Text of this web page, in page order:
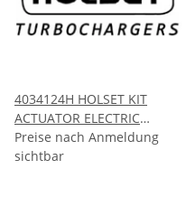
4034124H HOLSET KIT
ACTUATOR ELECTRIC
HE341VE
Preise nach Anmeldung
sichtbar